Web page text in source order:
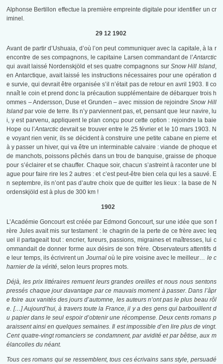
Alphonse Bertillon effectue la première empreinte digitale pour identifier un cr
iminel.
29 12 1902
Avant de partir d’Ushuaia, d’où l’on peut communiquer avec la capitale, à la r
encontre de ses compagnons, le capitaine Larsen commandant de l’Antarctic
qui avait laissé Nordenskjöld et ses quatre compagnons surSnow Hill Island,
en Antarctique, avait laissé les instructions nécessaires pour une opération d
e survie, qui devrait être organisée s’il n’était pas de retour en avril 1903. Il co
nnaît le coin et prend donc la précaution supplémentaire de débarquer trois h
ommes – Andersson, Duse et Grunden – avec mission de rejoindreSnow Hill
Island par voie de terre. Ils n’y parviennent pas, et, pensant que leur navire, lu
i, y est parvenu, appliquent le plan conçu pour cette option : rejoindre la baie
Hope ou l’Antarcticdevrait se trouver entre le 25 février et le 10 mars 1903. N
e voyant rien venir, ils se décident à construire une petite cabane en pierre et
à y passer un hiver, qui va être un interminable calvaire : viande de phoque et
de manchots, poissons pêchés dans un trou de banquise, graisse de phoque
pour s’éclairer et se chauffer. Chaque soir, chacun s’astreint à raconter une bl
ague pour faire rire les 2 autres : et c’est peut-être bien cela qui les a sauvé. E
n septembre, ils n’ont pas d’autre choix que de quitter les lieux : la base de N
ordenskjöld est à plus de 300 km !
1902
L’Académie Goncourt est créée par Edmond Goncourt, sur une idée que son f
rère Jules avait mis sur testament : le chagrin de la perte de ce frère avec leq
uel il partageait tout : encrier, fureurs, passions, migraines et maîtresses, lui c
ommandait de donner forme aux désirs de son frère. Observateurs attentifs d
e leur temps, ils écrivirent un Journaloù le pire voisine avec le meilleur… le c
harnier de la vérité, selon leurs propres mots.
Déjà, les prix littéraires remuent leurs grandes oreilles et nous nous sentons
pressés chaque jour davantage par ce mauvais moment à passer. Dans l’âpr
e foire aux vanités des jours d’automne, les auteurs n’ont pas le plus beau rôl
e. […] Aujourd’hui, à travers toute la France, il y a des gens qui barbouillent d
u papier dans le seul espoir d’obtenir une récompense. Deux cents romans p
araissent ainsi en quelques semaines. Il est impossible d’en lire plus de vingt.
Cent quatre-vingt romanciers se condamnent, par avidité et par bêtise, aux m
élancolies du néant.
Tous ces romans qui se ressemblent, tous ces écrivains sans style, persuadé